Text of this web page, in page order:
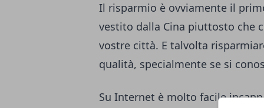
Il risparmio è ovviamente il
vestito dalla Cina piuttosto che
vostre città. E talvolta
qualità, specialmente se si
Su Internet è molto facile